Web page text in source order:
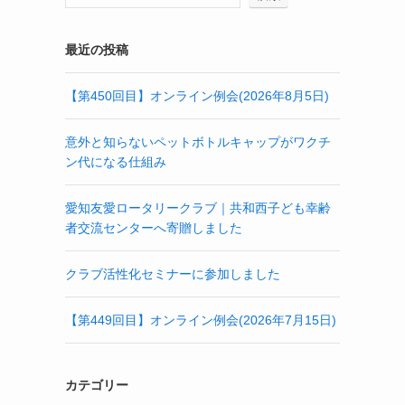
最近の投稿
【第450回目】オンライン例会(2026年8月5日)
意外と知らないペットボトルキャップがワクチ
ン代になる仕組み
愛知友愛ロータリークラブ｜共和西子ども幸齢
者交流センターへ寄贈しました
クラブ活性化セミナーに参加しました
【第449回目】オンライン例会(2026年7月15日)
カテゴリー